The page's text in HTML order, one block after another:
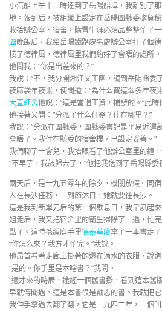
小汽船上午十一時達到了岳陽船埠，我離別了
地。報到后，被組織上設定在岳陽團縣委擔負秘
收拾辦公室、宿舍，購置生涯必須品整整忙了
園晚飯后，我給岳陽鐵路處事處辦公室打了個
接了德律風，德律風里我們約好了會晤的處所。
他問我：“你是出差來的？”
我說：“不，我分開湘江文工團，調到岳陽縣委
夜麻袋年夜米，便問道：“為什么買這么多年夜
大直紅舍他說：“這是當唱工資，補發的。”此
他接著又問：“分派了什么任務？住在哪里？”
我說：“分派在團縣委，團縣委書記是平易近運
會晤了。我住在縣委的宿舍樓，已設定妥善。”
我們聊了一會兒，我抬眼看了他辦公室里的鐘
“不早了，我該歸去了，”他把我送到了岳陽縣委
兩天后，是一九五零年的除夕，機關放假。同
人在長沙任務，一到節沐日，她就要往長沙。
這是我到新單元后的第一個歇息日，我早夙起
姐走后，我又把宿舍里的衛生掃除了一遍，忙
點了。這時孫紱庭手里德泰華廈拿了一本書走了
“你怎么來？我方才忙完。”我說。
他昂首看著走廊上掛著的還在滴水的衣服，說
“是的。你手里是本啥書？”我問。
“適才來的時辰，途經一個舊書攤，看到這本舊
早就傳聞過，這是本書很是勵志的書。我就把它
我伸手拿過去翻了翻，它是一九四二年，一個